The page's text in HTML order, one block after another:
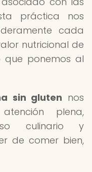
práctica nos
cada
nutricional de
que ponemos al
sin gluten nos
plena,
culinario y
de comer bien,